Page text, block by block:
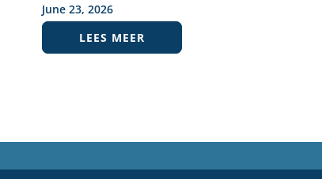
June 23, 2026
LEES MEER